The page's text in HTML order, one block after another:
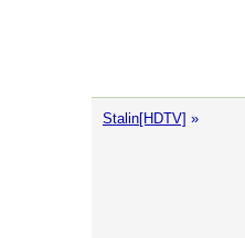
Stalin[HDTV] »